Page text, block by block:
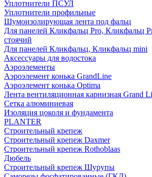
Уплотнители ПСУЛ
Уплотнители профильные
Шумоизолирующая лента под фальц
Для панелей Кликфальц Pro, Кликфальц
стоячий
Для панелей Кликфальц, Кликфальц mini
Аксессуары для водостока
Аэроэлементы
Аэроэлемент конька GrandLine
Аэроэлемент конька Optima
Лента вентиляционная карнизная Grand
Сетка алюминиевая
Изоляция цоколя и фундамента
PLANTER
Строительный крепеж
Строительный крепеж Daxmer
Строительный крепеж Rothoblaas
Дюбель
Строительный крепеж Шурупы